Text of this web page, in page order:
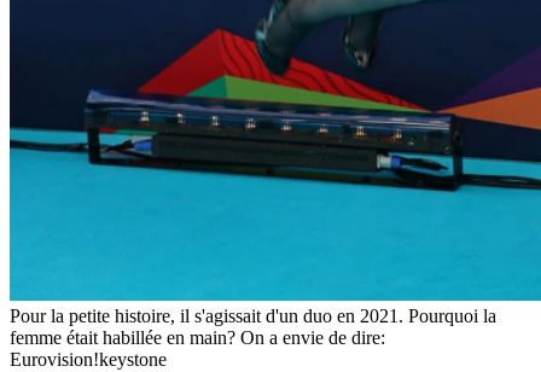
Pour la petite histoire, il s'agissait d'un duo en 2021. Pourquoi la
femme était habillée en main? On a envie de dire:
Eurovision!keystone